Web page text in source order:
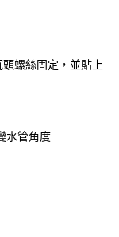
螺絲固定，並貼上
水管角度